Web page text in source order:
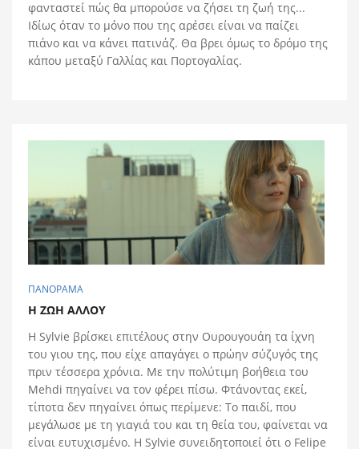
φανταστεί πώς θα μπορούσε να ζήσει τη ζωή της...
Ιδίως όταν το μόνο που της αρέσει είναι να παίζει
πιάνο και να κάνει πατινάζ. Θα βρει όμως το δρόμο της
κάπου μεταξύ Γαλλίας και Πορτογαλίας.
ΠΑΝΟΡΑΜΑ
Η ΖΩH ΑΛΛΟY
Η Sylvie βρίσκει επιτέλους στην Ουρουγουάη τα ίχνη
του γιου της, που είχε απαγάγει ο πρώην σύζυγός της
πριν τέσσερα χρόνια. Με την πολύτιμη βοήθεια του
Mehdi πηγαίνει να τον φέρει πίσω. Φτάνοντας εκεί,
τίποτα δεν πηγαίνει όπως περίμενε: Το παιδί, που
μεγάλωσε με τη γιαγιά του και τη θεία του, φαίνεται να
είναι ευτυχισμένο. Η Sylvie συνειδητοποιεί ότι ο Felipe